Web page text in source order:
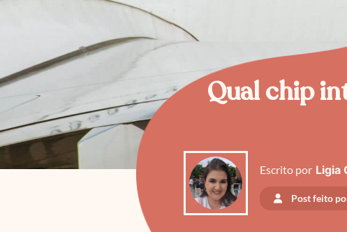
Qual chip
Escrito por Ligia
Post feito